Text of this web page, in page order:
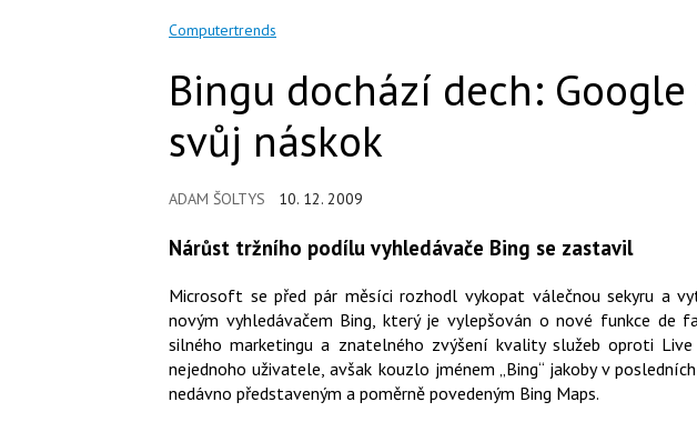
Computertrends
Bingu dochází dech: Google
svůj náskok
ADAM ŠOLTYS 10. 12. 2009
Nárůst tržního podílu vyhledávače Bing se zastavil
Microsoft se před pár měsíci rozhodl vykopat válečnou sekyru a
novým vyhledávačem Bing, který je vylepšován o nové funkce de
silného marketingu a znatelného zvýšení kvality služeb oproti
nejednoho uživatele, avšak kouzlo jménem „Bing“ jakoby v
nedávno představeným a poměrně povedeným Bing Maps.